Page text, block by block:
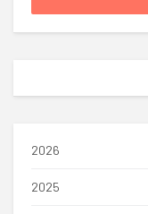
2026
2025